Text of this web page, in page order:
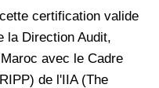
certification valide
la Direction Audit,
avec le Cadre
de l'IIA (The